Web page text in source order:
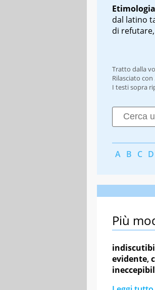
Etimologia
dal latino
di refutare
Tratto dalla
Rilasciato con
I testi sopra
A B C D
Più
evidente,